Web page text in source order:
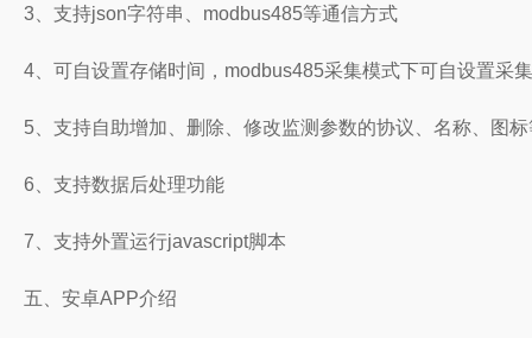
3、支持json字符串、modbus485等通信方式
4、可自设置存储时间，modbus485采集模式下可自设置采
5、支持自助增加、删除、修改监测参数的协议、名称、图标
6、支持数据后处理功能
7、支持外置运行javascript脚本
五、安卓APP介绍